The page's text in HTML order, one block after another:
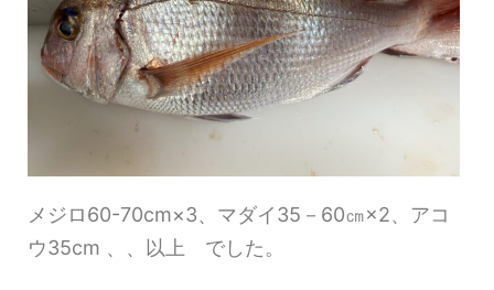
メジロ60-70cm×3、マダイ35－60㎝×2、アコ
ウ35cm 、、以上 でした。